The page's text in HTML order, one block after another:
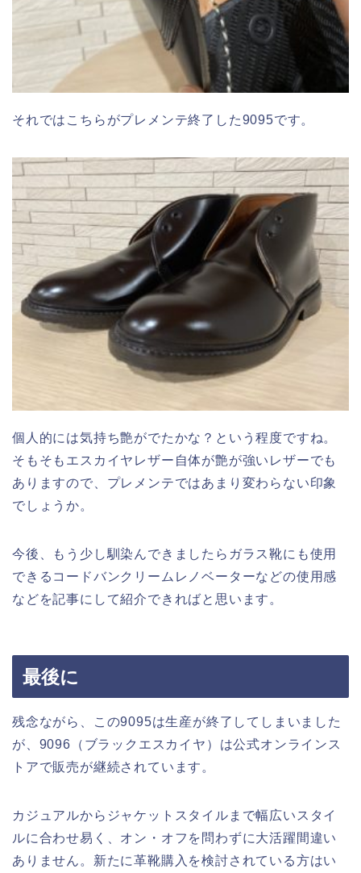
それではこちらがプレメンテ終了した9095です。
個人的には気持ち艶がでたかな？という程度ですね。
そもそもエスカイヤレザー自体が艶が強いレザーでも
ありますので、プレメンテではあまり変わらない印象
でしょうか。
今後、もう少し馴染んできましたらガラス靴にも使用
できるコードバンクリームレノベーターなどの使用感
などを記事にして紹介できればと思います。
最後に
残念ながら、この9095は生産が終了してしまいました
が、9096（ブラックエスカイヤ）は公式オンラインス
トアで販売が継続されています。
カジュアルからジャケットスタイルまで幅広いスタイ
ルに合わせ易く、オン・オフを問わずに大活躍間違い
ありません。新たに革靴購入を検討されている方はい